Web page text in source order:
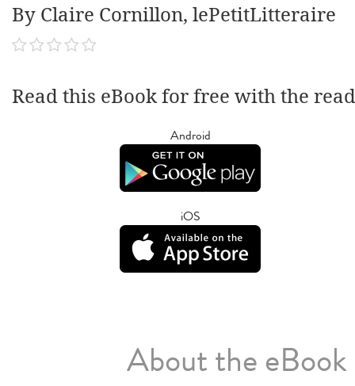
By Claire Cornillon, lePetitLitteraire
Read this eBook for free with the
Android
iOS
About the eBook